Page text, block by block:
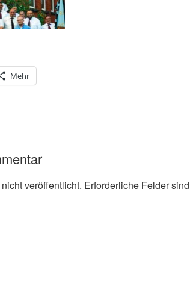
Mehr
veröffentlicht. Erforderliche Felder sind